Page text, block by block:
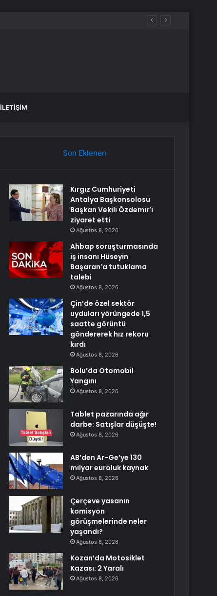
İLETIŞIM
Son Eklenen
Kırgız Cumhuriyeti
Antalya Başkonsolosu
Başkan Vekili Özdemir’i
ziyaret etti
Ağustos 8, 2026
Ahbap soruşturmasında
iş insanı Hüseyin
Başaran’a tutuklama
talebi
Ağustos 8, 2026
Çin’de özel sektör
uyduları yörüngede 1,5
saatte görüntü
göndererek hız rekoru
kırdı
Ağustos 8, 2026
Bolu’da Otomobil
Yangını
Ağustos 8, 2026
Tablet pazarında ağır
darbe: Satışlar düşüşte!
Ağustos 8, 2026
AB’den Ar-Ge’ye 130
milyar euroluk kaynak
Ağustos 8, 2026
Çerçeve yasanın
komisyon
görüşmelerinde neler
yaşandı?
Ağustos 8, 2026
Kozan’da Motosiklet
Kazası: 2 Yaralı
Ağustos 8, 2026